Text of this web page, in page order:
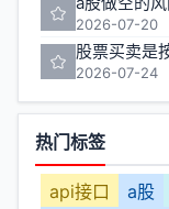
2026-07-20
股票买卖是
2026-07-24
热门标签
api接口 a股